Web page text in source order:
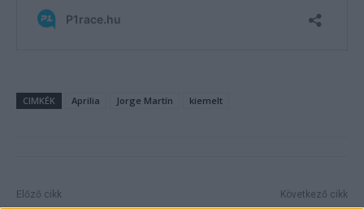
CIMKÉK Aprilia Jorge Martín kiemelt
Előző cikk Következő cikk